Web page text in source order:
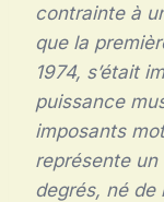
contrainte à
que la
1974, s’était
puissance
imposants
représente
degrés, né